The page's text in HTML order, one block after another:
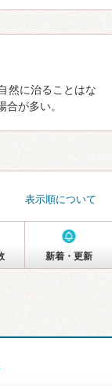
然に治ることはな
が多い。
表示順について
新着・更新